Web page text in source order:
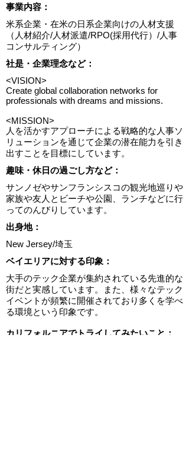
​事業内容：
米系企業・在米の日系企業向けの人材支援
（人材紹介/人材派遣/RPO(採用代行）/人事
コンサルティング）
​社是・企業理念など：
<VISION>
Create global collaboration networks for
professionals with dreams and missions.
<MISSION>
人を活かすアプローチによる戦略的な人事ソ
リューションを通じて企業の潜在能力を引き
出すことを目標にしています。
趣味・休日の過ごし方など：
サンノゼやサンフランシスコの観光地巡りや
家族や友人とビーチや公園、ランチなどに行
ってのんびりしています。
出身地：
New Jersey/埼玉
ベイエリアに対する印象：
大手のテック企業が集約されている先進的な
街だと実感しています。また、様々なテック
イベントが頻繁に開催されており多くを学べ
る環境という印象です。
カリフォルニアでトライしてみたいこと：